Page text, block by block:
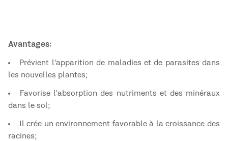
Avantages :
Prévient l'apparition de maladies et de parasites dans
les nouvelles plantes ;
Favorise l'absorption des nutriments et des minéraux
dans le sol ;
Il crée un environnement favorable à la croissance des
racines ;